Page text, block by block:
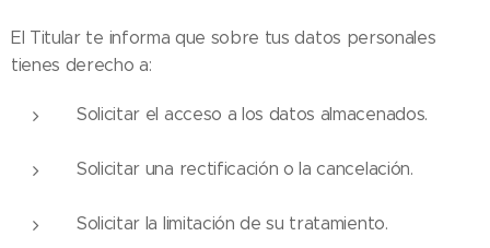
El Titular te informa que sobre tus datos personales
tienes derecho a:
Solicitar el acceso a los datos almacenados.
Solicitar una rectificación o la cancelación.
Solicitar la limitación de su tratamiento.